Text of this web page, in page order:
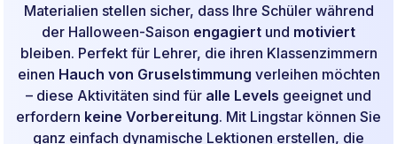
Materialien stellen sicher, dass Ihre Schüler während
der Halloween-Saison engagiert und motiviert
bleiben. Perfekt für Lehrer, die ihren Klassenzimmern
einen Hauch von Gruselstimmung verleihen möchten
– diese Aktivitäten sind für alle Levels geeignet und
erfordern keine Vorbereitung. Mit Lingstar können Sie
ganz einfach dynamische Lektionen erstellen, die